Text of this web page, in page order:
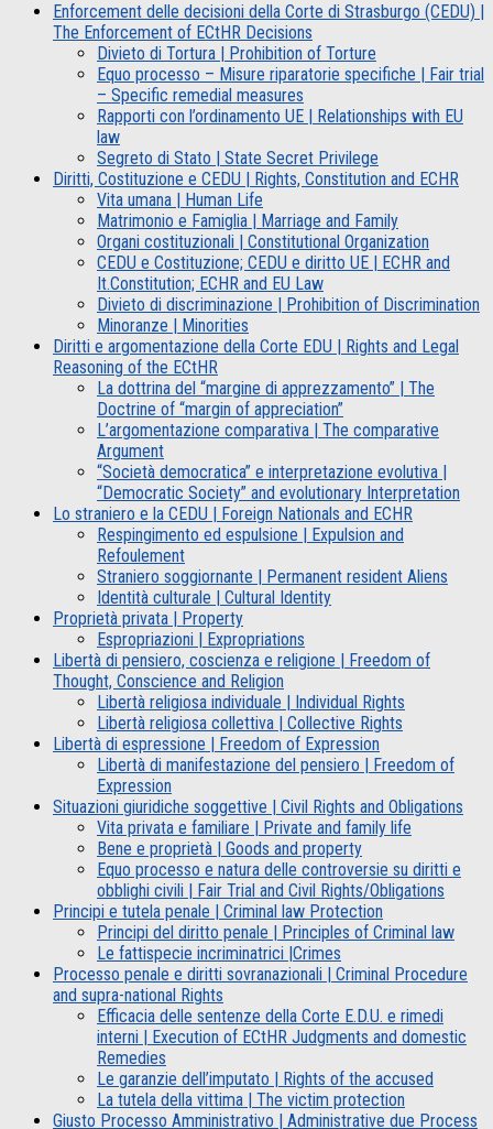
Enforcement delle decisioni della Corte di Strasburgo (CEDU) |
The Enforcement of ECtHR Decisions
Divieto di Tortura | Prohibition of Torture
Equo processo – Misure riparatorie specifiche | Fair trial
– Specific remedial measures
Rapporti con l’ordinamento UE | Relationships with EU
law
Segreto di Stato | State Secret Privilege
Diritti, Costituzione e CEDU | Rights, Constitution and ECHR
Vita umana | Human Life
Matrimonio e Famiglia | Marriage and Family
Organi costituzionali | Constitutional Organization
CEDU e Costituzione; CEDU e diritto UE | ECHR and
It.Constitution; ECHR and EU Law
Divieto di discriminazione | Prohibition of Discrimination
Minoranze | Minorities
Diritti e argomentazione della Corte EDU | Rights and Legal
Reasoning of the ECtHR
La dottrina del “margine di apprezzamento” | The
Doctrine of “margin of appreciation”
L’argomentazione comparativa | The comparative
Argument
“Società democratica” e interpretazione evolutiva |
“Democratic Society” and evolutionary Interpretation
Lo straniero e la CEDU | Foreign Nationals and ECHR
Respingimento ed espulsione | Expulsion and
Refoulement
Straniero soggiornante | Permanent resident Aliens
Identità culturale | Cultural Identity
Proprietà privata | Property
Espropriazioni | Expropriations
Libertà di pensiero, coscienza e religione | Freedom of
Thought, Conscience and Religion
Libertà religiosa individuale | Individual Rights
Libertà religiosa collettiva | Collective Rights
Libertà di espressione | Freedom of Expression
Libertà di manifestazione del pensiero | Freedom of
Expression
Situazioni giuridiche soggettive | Civil Rights and Obligations
Vita privata e familiare | Private and family life
Bene e proprietà | Goods and property
Equo processo e natura delle controversie su diritti e
obblighi civili | Fair Trial and Civil Rights/Obligations
Principi e tutela penale | Criminal law Protection
Principi del diritto penale | Principles of Criminal law
Le fattispecie incriminatrici |Crimes
Processo penale e diritti sovranazionali | Criminal Procedure
and supra-national Rights
Efficacia delle sentenze della Corte E.D.U. e rimedi
interni | Execution of ECtHR Judgments and domestic
Remedies
Le garanzie dell’imputato | Rights of the accused
La tutela della vittima | The victim protection
Giusto Processo Amministrativo | Administrative due Process